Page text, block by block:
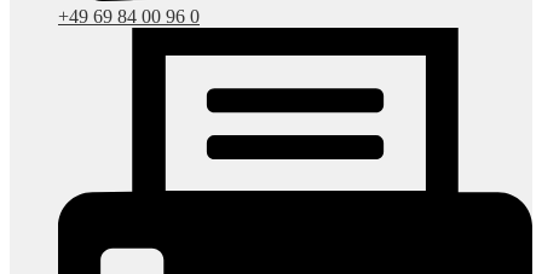
+49 69 84 00 96 0